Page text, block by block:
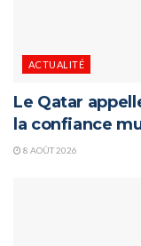
ACTUALITÉ
Le Qatar
la confiance
8 AOÛT 2026